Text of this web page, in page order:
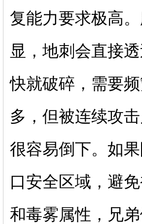
复能力要求极高
显，地刺会直接
快就破碎，需要
多，但被连续攻
很容易倒下。如
口安全区域，避
和毒雾属性，兄